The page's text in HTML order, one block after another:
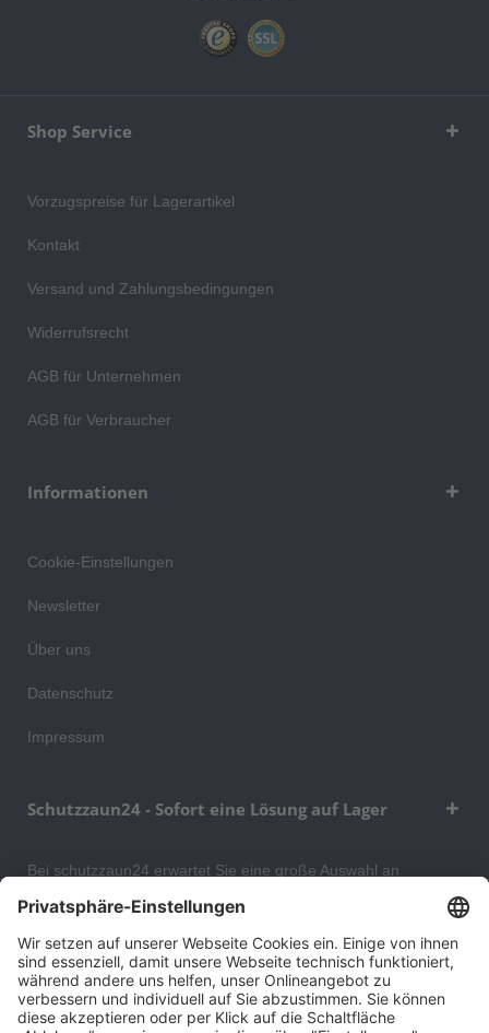
Shop Service
Vorzugspreise für Lagerartikel
Kontakt
Versand und Zahlungsbedingungen
Widerrufsrecht
AGB für Unternehmen
AGB für Verbraucher
Informationen
Cookie-Einstellungen
Newsletter
Über uns
Datenschutz
Impressum
Schutzzaun24 - Sofort eine Lösung auf Lager
Bei schutzzaun24 erwartet Sie eine große Auswahl an
Schutzgittern, Schutzeinrichtungen, Absturzsicherungen und
auch Ihr Wohngebäude optimal organisieren und sichern
können. An unserem Versandlager bevorraten wir ein großes
Sortiment von Lagerartikeln, welche innerhalb von 48 Stunden